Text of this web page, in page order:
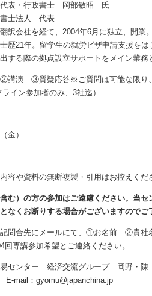
代表・行政書士 岡部敏昭 氏
士法人 代表
を経て、2004年6月に独立、開業。
歴21年。留学生の就労ビザ申請支援を
する際の拠点設立サポートをメイン業務
講演 ③質疑応答※ご質問は可能な限り
加者のみ、3社迄）
金）
や資料の無断複製・引用はお控えくだ
む）の方の参加はご遠慮ください。当
なくお断りする場合がございますのでご
問合先にメールにて、①お名前 ②貴
専講参加希望とご連絡ください。
易センター 経済交流グループ 岡野・陳
：gyomu@japanchina.jp